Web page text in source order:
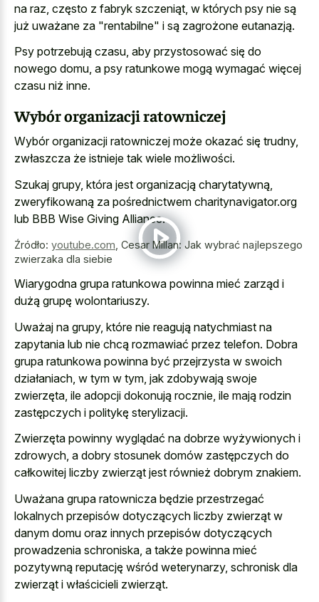
na raz, często z fabryk szczeniąt, w których psy nie są
już uważane za "rentabilne" i są zagrożone eutanazją.
Psy potrzebują czasu, aby przystosować się do
nowego domu, a psy ratunkowe mogą wymagać więcej
czasu niż inne.
Wybór organizacji ratowniczej
Wybór organizacji ratowniczej może okazać się trudny,
zwłaszcza że istnieje tak wiele możliwości.
Szukaj grupy, która jest organizacją charytatywną,
zweryfikowaną za pośrednictwem charitynavigator.org
lub BBB Wise Giving Alliance.
Źródło: youtube.com Cesar Millan: Jak wybrać najlepszego
zwierzaka dla siebie
Wiarygodna grupa ratunkowa powinna mieć zarząd i
dużą grupę wolontariuszy.
Uważaj na grupy, które nie reagują natychmiast na
zapytania lub nie chcą rozmawiać przez telefon. Dobra
grupa ratunkowa powinna być przejrzysta w swoich
działaniach, w tym w tym, jak zdobywają swoje
zwierzęta, ile adopcji dokonują rocznie, ile mają rodzin
zastępczych i politykę sterylizacji.
Zwierzęta powinny wyglądać na dobrze wyżywionych i
zdrowych, a dobry stosunek domów zastępczych do
całkowitej liczby zwierząt jest również dobrym znakiem.
Uważana grupa ratownicza będzie przestrzegać
lokalnych przepisów dotyczących liczby zwierząt w
danym domu oraz innych przepisów dotyczących
prowadzenia schroniska, a także powinna mieć
pozytywną reputację wśród weterynarzy, schronisk dla
zwierząt i właścicieli zwierząt.